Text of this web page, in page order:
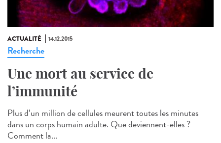
ACTUALITÉ 14.12.2015
Recherche
Une mort au service de
l’immunité
Plus d’un million de cellules meurent toutes les minutes
dans un corps humain adulte. Que deviennent-elles ?
Comment la...